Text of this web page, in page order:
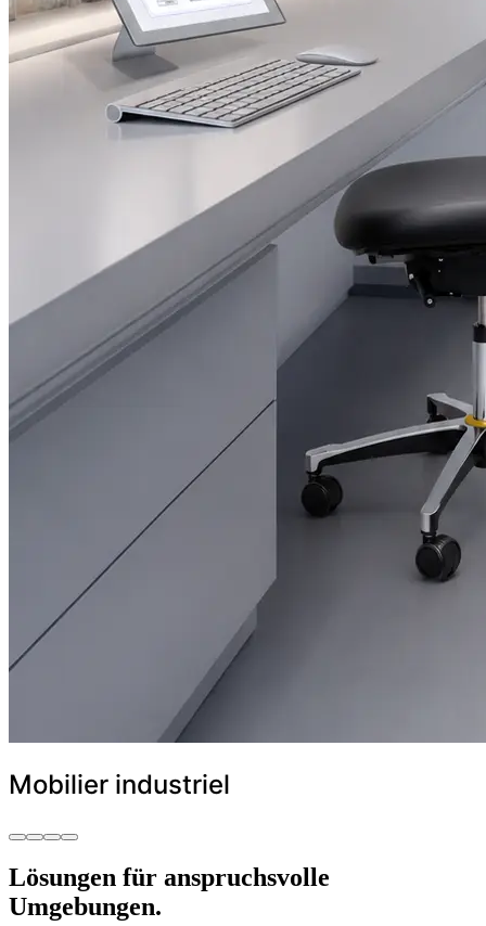
Mobilier industriel
Lösungen für anspruchsvolle
Umgebungen.